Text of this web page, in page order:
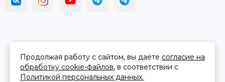
Сделано вMOSK.STUDIOдля платформыInSales
Продолжая работу с сайтом, вы даёте согласие на
обработку cookie-файлов, в соответствии с
Политикой персональных данных.